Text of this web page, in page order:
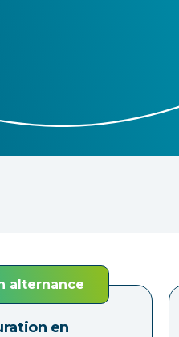
alternance
en